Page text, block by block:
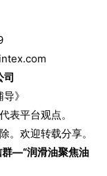
司
》
表平台观点。
。欢迎转载分享。
群—“润滑油聚焦油